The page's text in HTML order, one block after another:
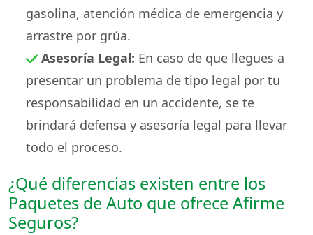
gasolina, atención médica de emergencia y
arrastre por grúa.
Asesoría Legal: En caso de que llegues a
presentar un problema de tipo legal por tu
responsabilidad en un accidente, se te
brindará defensa y asesoría legal para llevar
todo el proceso.
¿Qué diferencias existen entre los
Paquetes de Auto que ofrece Afirme
Seguros?